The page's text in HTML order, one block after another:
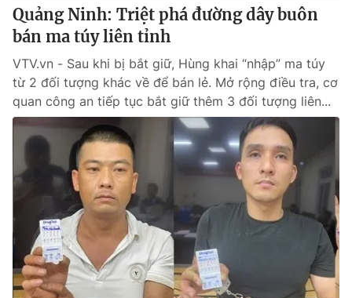
Quảng Ninh: Triệt phá đường dây buôn
bán ma túy liên tỉnh
VTV.vn - Sau khi bị bắt giữ, Hùng khai “nhập” ma túy
từ 2 đối tượng khác về để bán lẻ. Mở rộng điều tra, cơ
quan công an tiếp tục bắt giữ thêm 3 đối tượng liên...